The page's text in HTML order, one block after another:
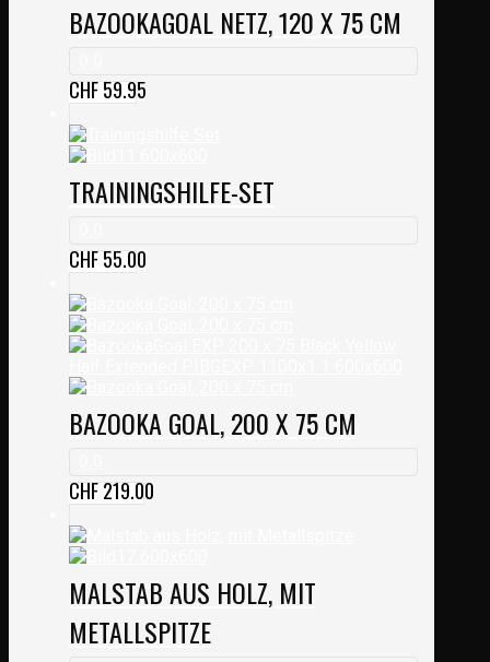
BAZOOKAGOAL NETZ, 120 X 75 CM
CHF59.95
TRAININGSHILFE-SET
CHF55.00
BAZOOKA GOAL, 200 X 75 CM
CHF219.00
MALSTAB AUS HOLZ, MIT
METALLSPITZE